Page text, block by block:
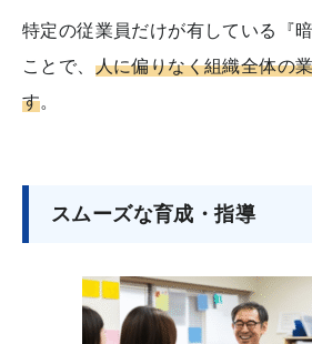
特定の従業員だけが有している『
ことで、 人に偏りなく組織全体の
す。
スムーズな育成・指導